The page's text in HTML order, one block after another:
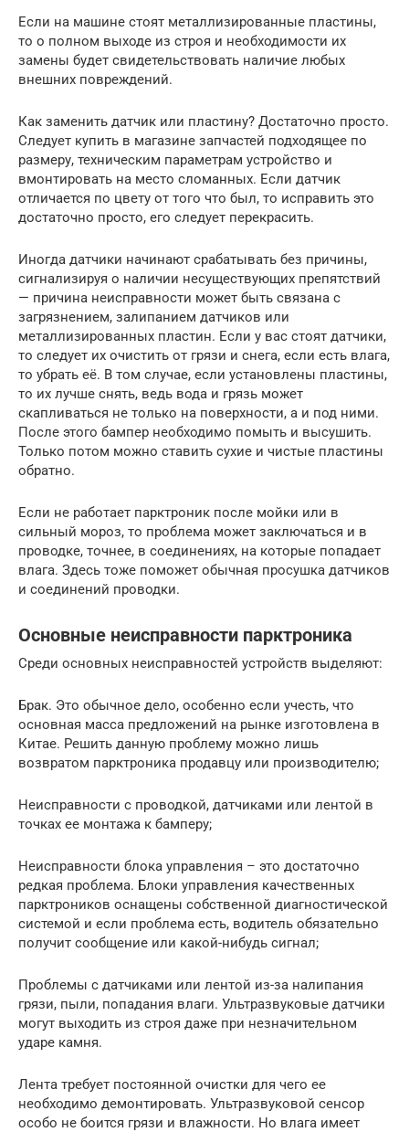
Если на машине стоят металлизированные пластины,
то о полном выходе из строя и необходимости их
замены будет свидетельствовать наличие любых
внешних повреждений.
Как заменить датчик или пластину? Достаточно просто.
Следует купить в магазине запчастей подходящее по
размеру, техническим параметрам устройство и
вмонтировать на место сломанных. Если датчик
отличается по цвету от того что был, то исправить это
достаточно просто, его следует перекрасить.
Иногда датчики начинают срабатывать без причины,
сигнализируя о наличии несуществующих препятствий
— причина неисправности может быть связана с
загрязнением, залипанием датчиков или
металлизированных пластин. Если у вас стоят датчики,
то следует их очистить от грязи и снега, если есть влага,
то убрать её. В том случае, если установлены пластины,
то их лучше снять, ведь вода и грязь может
скапливаться не только на поверхности, а и под ними.
После этого бампер необходимо помыть и высушить.
Только потом можно ставить сухие и чистые пластины
обратно.
Если не работает парктроник после мойки или в
сильный мороз, то проблема может заключаться и в
проводке, точнее, в соединениях, на которые попадает
влага. Здесь тоже поможет обычная просушка датчиков
и соединений проводки.
Основные неисправности парктроника
Среди основных неисправностей устройств выделяют:
Брак. Это обычное дело, особенно если учесть, что
основная масса предложений на рынке изготовлена в
Китае. Решить данную проблему можно лишь
возвратом парктроника продавцу или производителю;
Неисправности с проводкой, датчиками или лентой в
точках ее монтажа к бамперу;
Неисправности блока управления – это достаточно
редкая проблема. Блоки управления качественных
парктроников оснащены собственной диагностической
системой и если проблема есть, водитель обязательно
получит сообщение или какой-нибудь сигнал;
Проблемы с датчиками или лентой из-за налипания
грязи, пыли, попадания влаги. Ультразвуковые датчики
могут выходить из строя даже при незначительном
ударе камня.
Лента требует постоянной очистки для чего ее
необходимо демонтировать. Ультразвуковой сенсор
особо не боится грязи и влажности. Но влага имеет